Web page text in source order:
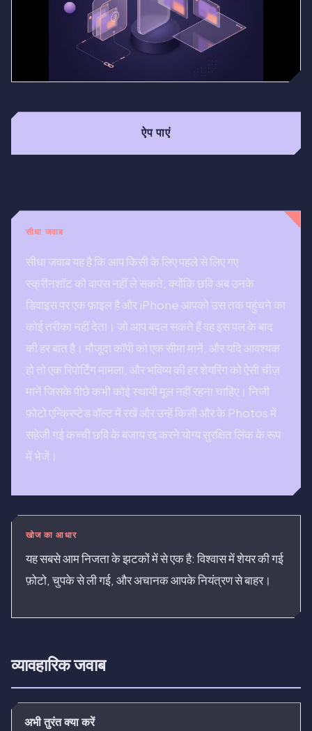
ऐप पाएं
सीधा जवाब
सीधा जवाब यह है कि आप किसी के लिए पहले से लिए गए
स्क्रीनशॉट को वापस नहीं ले सकते, क्योंकि छवि अब उनके
डिवाइस पर एक फ़ाइल है और iPhone आपको उस तक पहुंचने का
कोई तरीका नहीं देता। जो आप बदल सकते हैं वह इस पल के बाद
की हर बात है। मौजूदा कॉपी को एक सीमा मानें, और यदि आवश्यक
हो तो एक रिपोर्टिंग मामला, और भविष्य की हर शेयरिंग को ऐसी चीज़
मानें जिसके पीछे कभी कोई स्थायी मूल नहीं रहना चाहिए। निजी
फ़ोटो एन्क्रिप्टेड वॉल्ट में रखें और उन्हें किसी और के Photos में
सहेजी गई कच्ची छवि के बजाय रद्द करने योग्य सुरक्षित लिंक के रूप
में भेजें।
खोज का आधार
यह सबसे आम निजता के झटकों में से एक है: विश्वास में शेयर की गई
फ़ोटो, चुपके से ली गई, और अचानक आपके नियंत्रण से बाहर।
व्यावहारिक जवाब
अभी तुरंत क्या करें